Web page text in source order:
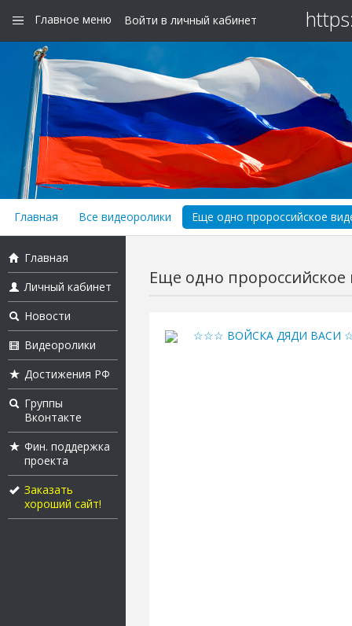
Главное меню Войти в личный кабинет
Главная Все видеоролики Еще одно пророссийское
Главная
Личный кабинет
Новости
Видеоролики
Достижения РФ
Группы
Вконтакте
Фин. поддержка
проекта
Заказать
хороший сайт!
Еще одно пророссийское
☆☆☆ ВОЙСКА ДЯДИ ВАСИ